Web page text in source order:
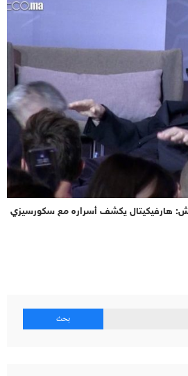
هارفيكيتال يكشف أسراره مع سكورسيزي